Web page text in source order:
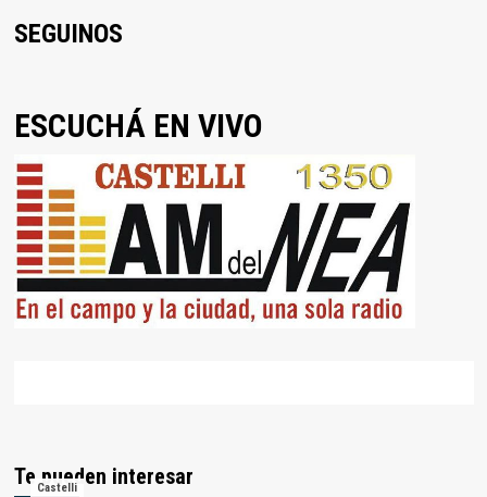
SEGUINOS
ESCUCHÁ EN VIVO
Te pueden interesar
Castelli